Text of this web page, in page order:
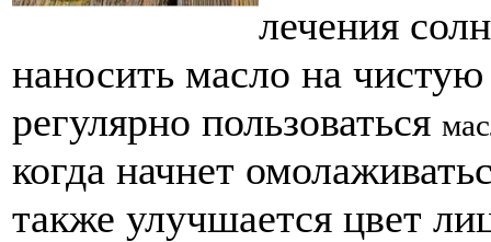
лечения
наносить масло на
регулярно пользоваться
когда начнет
также улучшается цвет